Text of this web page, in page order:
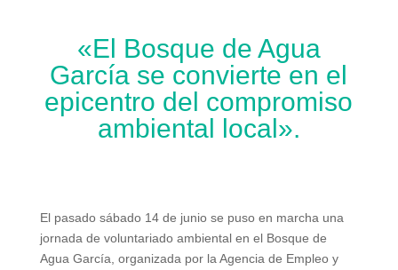
«El Bosque de Agua
García se convierte en el
epicentro del compromiso
ambiental local».
El pasado sábado 14 de junio se puso en marcha una
jornada de voluntariado ambiental en el Bosque de
Agua García, organizada por la Agencia de Empleo y